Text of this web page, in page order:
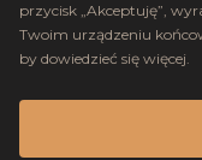
Po pierwsze,
chrztów, co
wyczucie w tym
przycisk „Akceptuję”,
Twoim urządzeniu
by dowiedzieć się więcej.